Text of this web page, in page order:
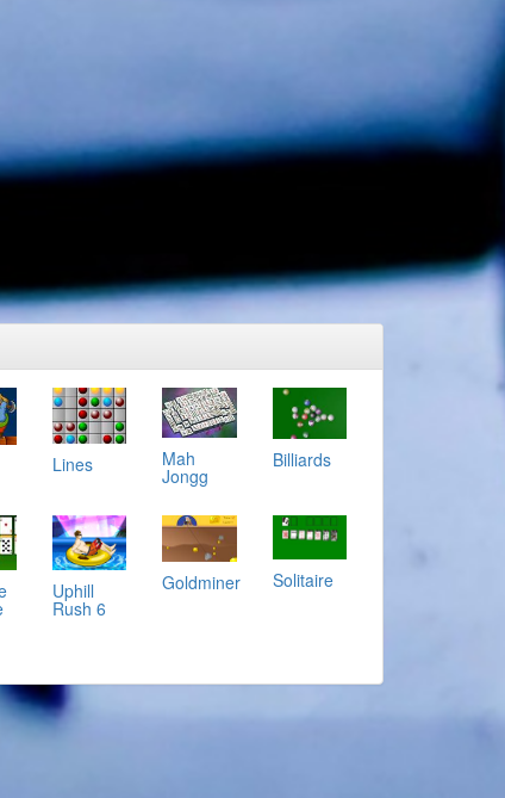
Lines Mah
Jongg
Billiards
Uphill
Rush 6
Goldminer Solitaire